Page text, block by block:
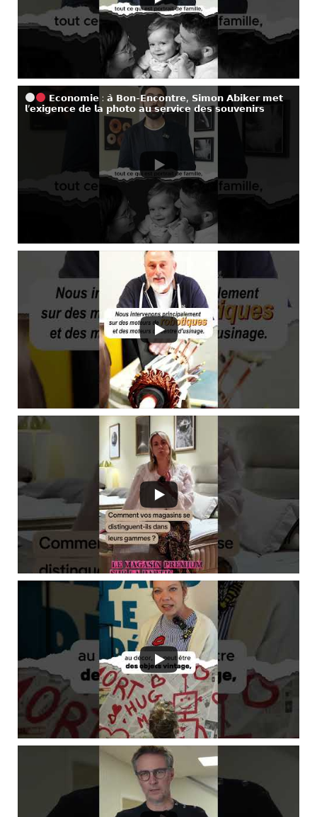
𝗘𝗰𝗼𝗻𝗼𝗺𝗶𝗲 : 𝗮̀ 𝗕𝗼𝗻-𝗘𝗻𝗰𝗼𝗻𝘁𝗿𝗲, 𝗦𝗶𝗺𝗼𝗻 𝗔𝗯𝗶𝗸𝗲𝗿 𝗺𝗲𝘁
𝗹’𝗲𝘅𝗶𝗴𝗲𝗻𝗰𝗲 𝗱𝗲 𝗹𝗮 𝗽𝗵𝗼𝘁𝗼 𝗮𝘂 𝘀𝗲𝗿𝘃𝗶𝗰𝗲 𝗱𝗲𝘀 𝘀𝗼𝘂𝘃𝗲𝗻𝗶𝗿𝘀